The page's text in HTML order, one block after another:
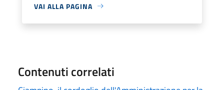
VAI ALLA PAGINA
Contenuti correlati